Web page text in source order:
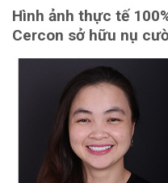
Hình ảnh thực tế
Cercon sở hữu nụ